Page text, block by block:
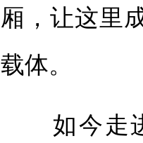
厢，让这里
载体。
如今走进